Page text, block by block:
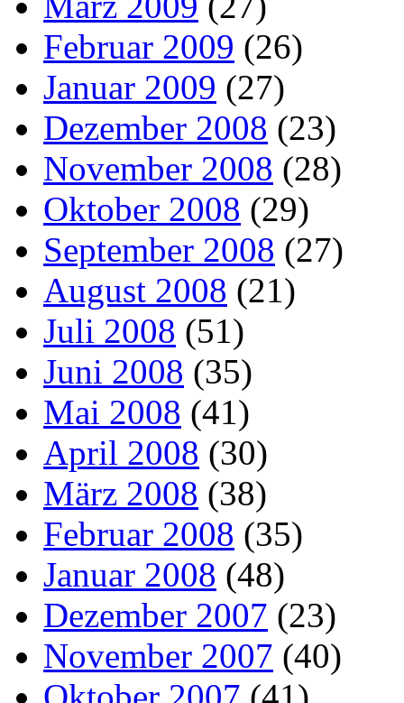
Februar 2009 (26)
Januar 2009 (27)
Dezember 2008 (23)
November 2008 (28)
Oktober 2008 (29)
September 2008 (27)
August 2008 (21)
Juli 2008 (51)
Juni 2008 (35)
Mai 2008 (41)
April 2008 (30)
März 2008 (38)
Februar 2008 (35)
Januar 2008 (48)
Dezember 2007 (23)
November 2007 (40)